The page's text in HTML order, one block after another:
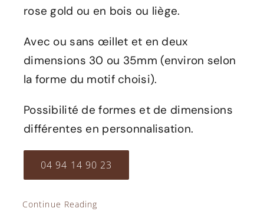
rose gold ou en bois ou liège.
Avec ou sans œillet et en deux
dimensions 30 ou 35mm (environ selon
la forme du motif choisi).
Possibilité de formes et de dimensions
différentes en personnalisation.
04 94 14 90 23
Continue Reading